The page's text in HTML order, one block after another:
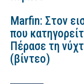
Marfin: Στον
που
Πέρασε τη
(βίντεο)